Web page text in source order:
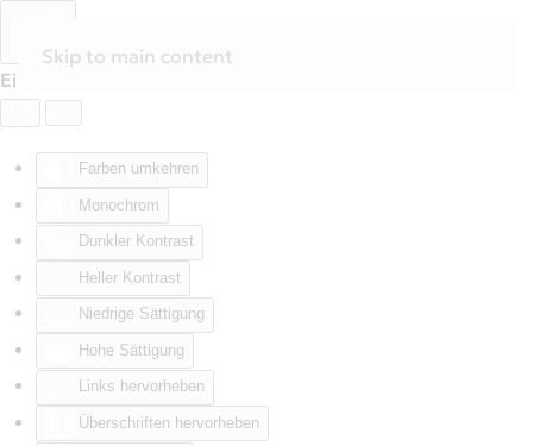
Eingabehilfen öffnen
Farben umkehren
Monochrom
Dunkler Kontrast
Heller Kontrast
Niedrige Sättigung
Hohe Sättigung
Links hervorheben
Überschriften hervorheben
Skip to main content